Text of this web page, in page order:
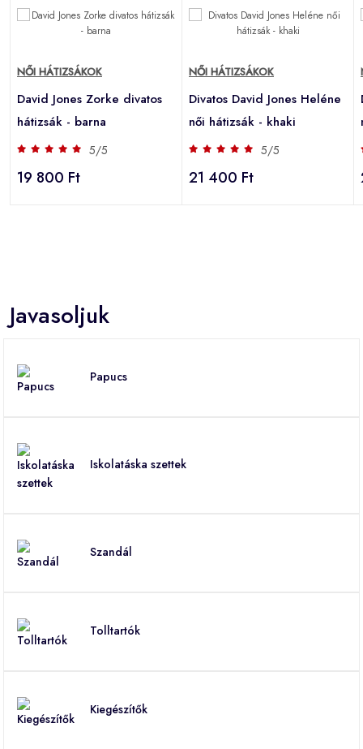
NŐI HÁTIZSÁKOK
David Jones Zorke divatos
hátizsák - barna
5/5
19 800 Ft
NŐI HÁTIZSÁKOK
Divatos David Jones Heléne
női hátizsák - khaki
5/5
21 400 Ft
Javasoljuk
Papucs
Iskolatáska szettek
Szandál
Tolltartók
Kiegészítők